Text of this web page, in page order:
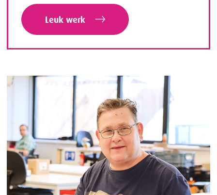
Leuk werk